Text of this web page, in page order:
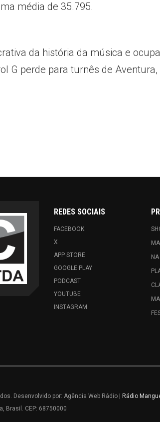
média de 35.795.
da história da música e
G perde para turnês de Aventura,
REDES SOCIAIS
FACEBOOK
X
APP STORE
GOOGLE PLAY
PODCAST
YOUTUBE
INSTAGRAM
Desenvolvido por: Agência Web Rádio | Rádio
Brasil. CEP: 68750000